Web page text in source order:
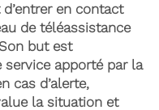
en contact
de téléassistance
but est
service apporté par la
cas d’alerte,
la situation et